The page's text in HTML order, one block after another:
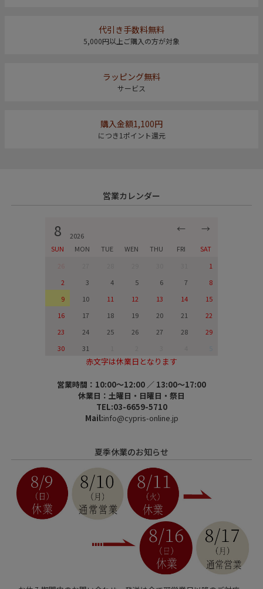
代引き手数料無料
5,000円以上ご購入の方が対象
ラッピング無料
サービス
購入金額1,100円
につき1ポイント還元
営業カレンダー
8 2026
← →
SUN MON TUE WEN THU FRI
SAT
1
2
3 4 5 6 7
8
9
10 11 12 13 14
15
16
17 18 19 20 21
22
23
24 25 26 27 28
29
30
31
赤文字は休業日となります
営業時間：10:00～12:00 ／ 13:00～17:00
休業日：土曜日・日曜日・祭日
TEL:03-6659-5710
Mail:info@cypris-online.jp
夏季休業のお知らせ